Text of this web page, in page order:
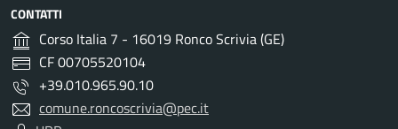
CONTATTI
Corso Italia 7 - 16019 Ronco Scrivia (GE)
CF 00705520104
+39.010.965.90.10
comune.roncoscrivia@pec.it